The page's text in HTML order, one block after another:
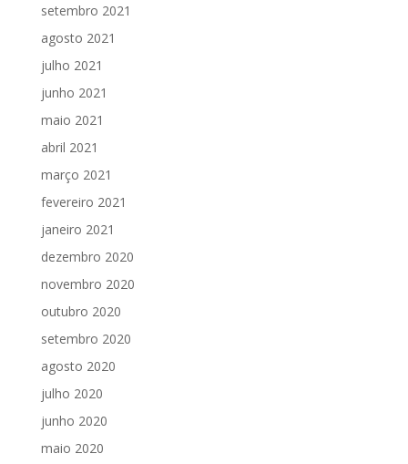
setembro 2021
agosto 2021
julho 2021
junho 2021
maio 2021
abril 2021
março 2021
fevereiro 2021
janeiro 2021
dezembro 2020
novembro 2020
outubro 2020
setembro 2020
agosto 2020
julho 2020
junho 2020
maio 2020